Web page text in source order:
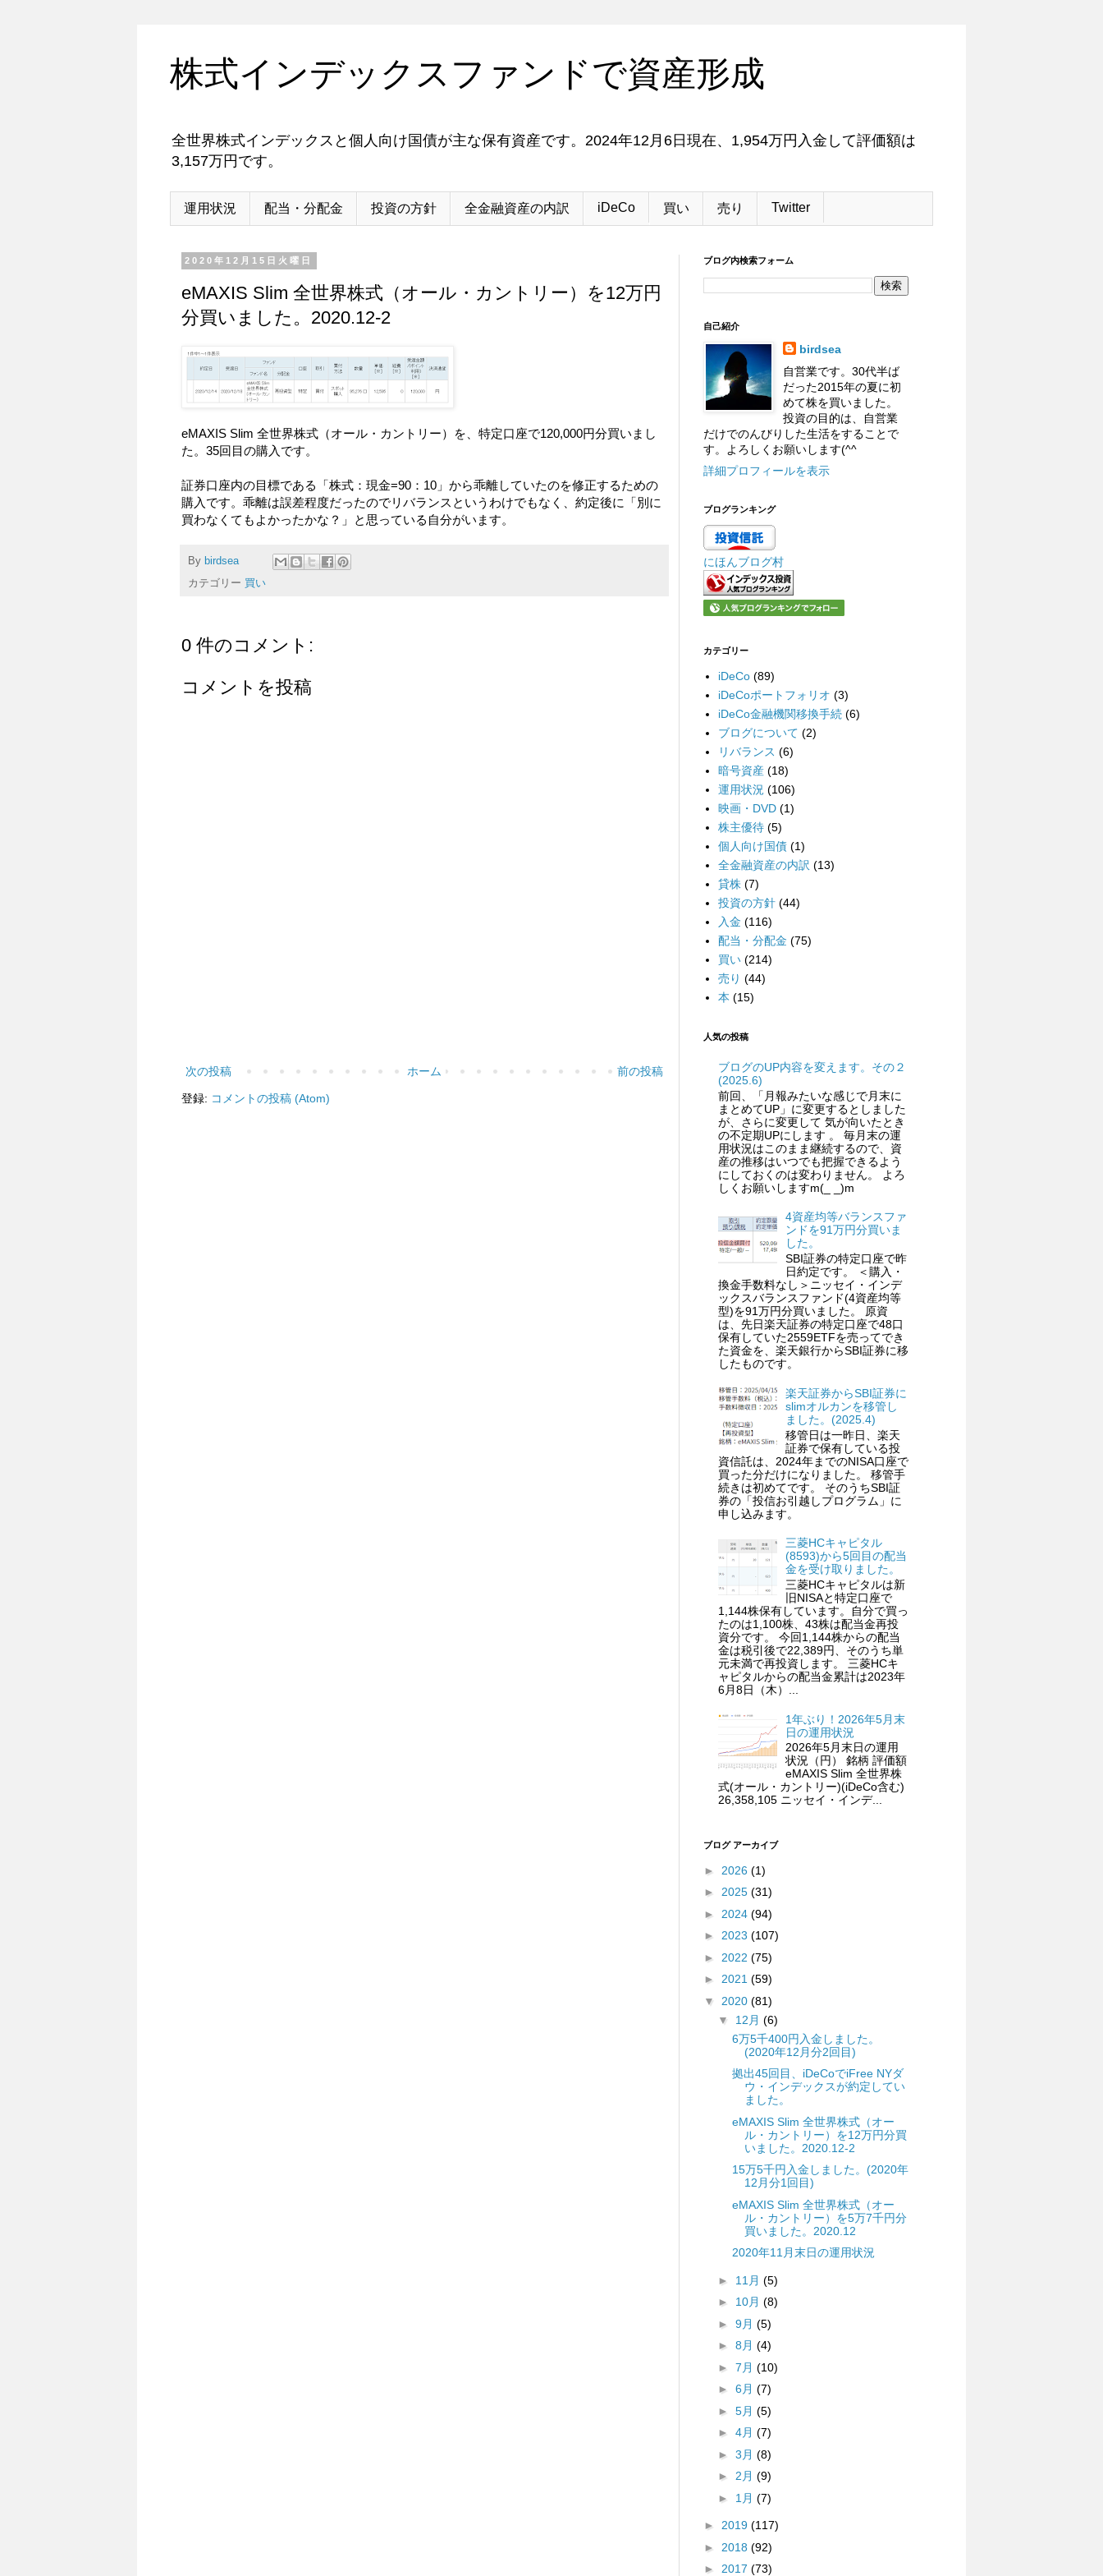
株式インデックスファンドで資産形成
全世界株式インデックスと個人向け国債が主な保有資産です。2024年12月6日現在、1,954万円入金して評価額は
3,157万円です。
運用状況 配当・分配金 投資の方針 全金融資産の内訳 iDeCo 買い 売り Twitter
2020年12月15日火曜日
eMAXIS Slim 全世界株式（オール・カントリー）を12万円
分買いました。2020.12-2
eMAXIS Slim 全世界株式（オール・カントリー）を、特定口座で120,000円分買いまし
た。35回目の購入です。
証券口座内の目標である「株式：現金=90：10」から乖離していたのを修正するための
購入です。乖離は誤差程度だったのでリバランスというわけでもなく、約定後に「別に
買わなくてもよかったかな？」と思っている自分がいます。
By birdsea
カテゴリー 買い
0 件のコメント:
コメントを投稿
次の投稿 前の投稿
ホーム
登録: コメントの投稿 (Atom)
ブログ内検索フォーム
自己紹介
birdsea
自営業です。30代半ば
だった2015年の夏に初
めて株を買いました。
投資の目的は、自営業
だけでのんびりした生活をすることで
す。よろしくお願いします(^^
詳細プロフィールを表示
ブログランキング
にほんブログ村
カテゴリー
iDeCo (89)
iDeCoポートフォリオ (3)
iDeCo金融機関移換手続 (6)
ブログについて (2)
リバランス (6)
暗号資産 (18)
運用状況 (106)
映画・DVD (1)
株主優待 (5)
個人向け国債 (1)
全金融資産の内訳 (13)
貸株 (7)
投資の方針 (44)
入金 (116)
配当・分配金 (75)
買い (214)
売り (44)
本 (15)
人気の投稿
ブログのUP内容を変えます。その２
(2025.6)
前回、「月報みたいな感じで月末に
まとめてUP」に変更するとしました
が、さらに変更して 気が向いたとき
の不定期UPにします 。 毎月末の運
用状況はこのまま継続するので、資
産の推移はいつでも把握できるよう
にしておくのは変わりません。 よろ
しくお願いしますm(_ _)m
4資産均等バランスファ
ンドを91万円分買いま
した。
SBI証券の特定口座で昨
日約定です。 ＜購入・
換金手数料なし＞ニッセイ・インデ
ックスバランスファンド(4資産均等
型)を91万円分買いました。 原資
は、先日楽天証券の特定口座で48口
保有していた2559ETFを売ってでき
た資金を、楽天銀行からSBI証券に移
したものです。
楽天証券からSBI証券に
slimオルカンを移管し
ました。(2025.4)
移管日は一昨日、楽天
証券で保有している投
資信託は、2024年までのNISA口座で
買った分だけになりました。 移管手
続きは初めてです。 そのうちSBI証
券の「投信お引越しプログラム」に
申し込みます。
三菱HCキャピタル
(8593)から5回目の配当
金を受け取りました。
三菱HCキャピタルは新
旧NISAと特定口座で
1,144株保有しています。自分で買っ
たのは1,100株、43株は配当金再投
資分です。 今回1,144株からの配当
金は税引後で22,389円、そのうち単
元未満で再投資します。 三菱HCキ
ャピタルからの配当金累計は2023年
6月8日（木）...
1年ぶり！2026年5月末
日の運用状況
2026年5月末日の運用
状況（円） 銘柄 評価額
eMAXIS Slim 全世界株
式(オール・カントリー)(iDeCo含む)
26,358,105 ニッセイ・インデ...
ブログ アーカイブ
► 2026 (1)
► 2025 (31)
► 2024 (94)
► 2023 (107)
► 2022 (75)
► 2021 (59)
▼ 2020 (81)
▼ 12月 (6)
6万5千400円入金しました。
(2020年12月分2回目)
拠出45回目、iDeCoでiFree NYダ
ウ・インデックスが約定してい
ました。
eMAXIS Slim 全世界株式（オー
ル・カントリー）を12万円分買
いました。2020.12-2
15万5千円入金しました。(2020年
12月分1回目)
eMAXIS Slim 全世界株式（オー
ル・カントリー）を5万7千円分
買いました。2020.12
2020年11月末日の運用状況
► 11月 (5)
► 10月 (8)
► 9月 (5)
► 8月 (4)
► 7月 (10)
► 6月 (7)
► 5月 (5)
► 4月 (7)
► 3月 (8)
► 2月 (9)
► 1月 (7)
► 2019 (117)
► 2018 (92)
► 2017 (73)